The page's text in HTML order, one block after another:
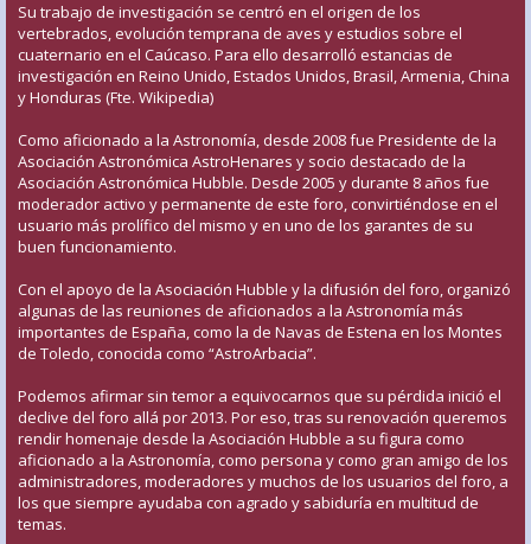
Su trabajo de investigación se centró en el origen de los
vertebrados, evolución temprana de aves y estudios sobre el
cuaternario en el Caúcaso. Para ello desarrolló estancias de
investigación en Reino Unido, Estados Unidos, Brasil, Armenia, China
y Honduras (Fte. Wikipedia)
Como aficionado a la Astronomía, desde 2008 fue Presidente de la
Asociación Astronómica AstroHenares y socio destacado de la
Asociación Astronómica Hubble. Desde 2005 y durante 8 años fue
moderador activo y permanente de este foro, convirtiéndose en el
usuario más prolífico del mismo y en uno de los garantes de su
buen funcionamiento.
Con el apoyo de la Asociación Hubble y la difusión del foro, organizó
algunas de las reuniones de aficionados a la Astronomía más
importantes de España, como la de Navas de Estena en los Montes
de Toledo, conocida como “AstroArbacia”.
Podemos afirmar sin temor a equivocarnos que su pérdida inició el
declive del foro allá por 2013. Por eso, tras su renovación queremos
rendir homenaje desde la Asociación Hubble a su figura como
aficionado a la Astronomía, como persona y como gran amigo de los
administradores, moderadores y muchos de los usuarios del foro, a
los que siempre ayudaba con agrado y sabiduría en multitud de
temas.